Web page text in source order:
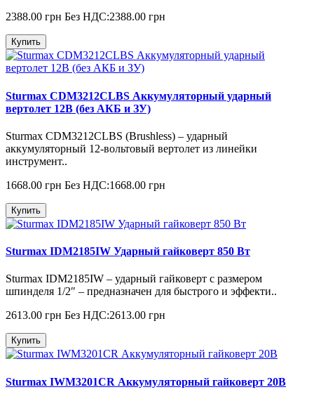
2388.00 грн Без НДС:2388.00 грн
Купить
Sturmax CDM3212CLBS Аккумуляторный ударный
вертолет 12В (без АКБ и ЗУ)
Sturmax CDM3212CLBS (Brushless) – ударный
аккумуляторный 12-вольтовый вертолет из линейки
инструмент..
1668.00 грн Без НДС:1668.00 грн
Купить
Sturmax IDM2185IW Ударный гайковерт 850 Вт
Sturmax IDM2185IW – ударный гайковерт с размером
шпинделя 1/2″ – предназначен для быстрого и эффекти..
2613.00 грн Без НДС:2613.00 грн
Купить
Sturmax IWM3201CR Аккумуляторный гайковерт 20В